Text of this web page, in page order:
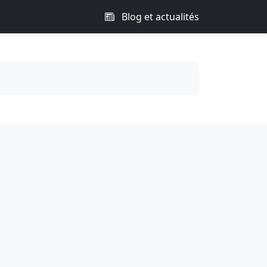
Blog et actualités